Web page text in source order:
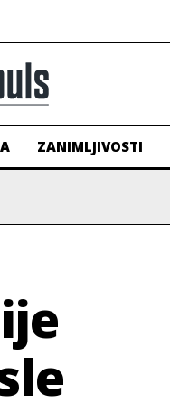
ZANIMLJIVOSTI